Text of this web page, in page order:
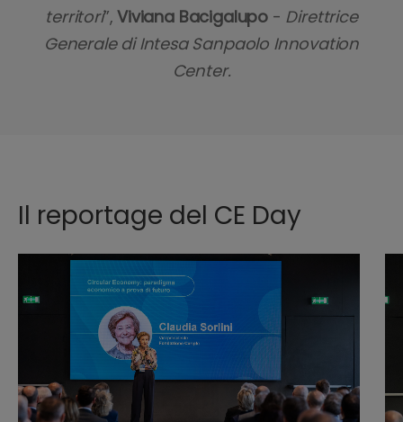
territori”,Viviana Bacigalupo- Direttrice
Generale di Intesa Sanpaolo Innovation
Center.
Il reportage del CE Day